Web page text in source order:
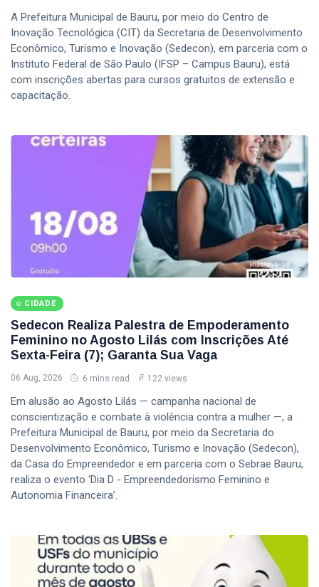
A Prefeitura Municipal de Bauru, por meio do Centro de
Inovação Tecnológica (CIT) da Secretaria de Desenvolvimento
Econômico, Turismo e Inovação (Sedecon), em parceria com o
Instituto Federal de São Paulo (IFSP – Campus Bauru), está
com inscrições abertas para cursos gratuitos de extensão e
capacitação.
CIDADE
Sedecon Realiza Palestra de Empoderamento
Feminino no Agosto Lilás com Inscrições Até
Sexta-Feira (7); Garanta Sua Vaga
06 Aug, 2026 6 mins read 122 views
Em alusão ao Agosto Lilás — campanha nacional de
conscientização e combate à violência contra a mulher —, a
Prefeitura Municipal de Bauru, por meio da Secretaria do
Desenvolvimento Econômico, Turismo e Inovação (Sedecon),
da Casa do Empreendedor e em parceria com o Sebrae Bauru,
realiza o evento ‘Dia D - Empreendedorismo Feminino e
Autonomia Financeira’.